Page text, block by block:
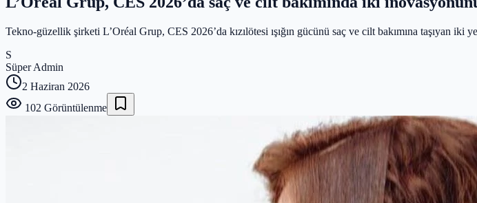
Tekno-güzellik şirketi L’Oréal Grup, CES 2026’da kızılötesi ışığın gücünü saç ve cilt bakımına
S
Süper Admin
2 Haziran 2026
102 Görüntülenme